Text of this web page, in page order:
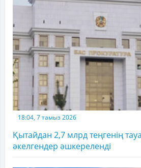
18:04, 7 тамыз 2026
Қытайдан 2,7 млрд теңгенің
әкелгендер әшкереленді